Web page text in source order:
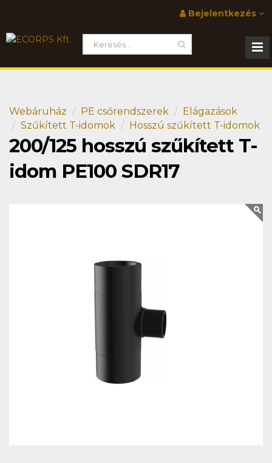
Bejelentkezés
Webáruház PE csőrendszerek
Elágazások
Szűkített T-idomok
Hosszú szűkített T-idomok
200/125 hosszú szűkített T-
idom PE100 SDR17